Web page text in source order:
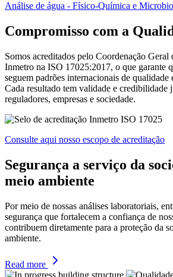
Análise de água - Físico-Química e
Compromisso com a
Somos acreditados pelo Coordenação Geral
Inmetro na ISO 17025:2017, o que garante
seguem padrões internacionais de qualidade
Cada resultado tem validade e credibilidade
reguladores, empresas e sociedade.
Consulte aqui nosso escopo de acreditação
Segurança a serviço da
meio ambiente
Por meio de nossas análises laboratoriais,
segurança que fortalecem a confiança de
contribuem diretamente para a proteção da
ambiente.
Read more